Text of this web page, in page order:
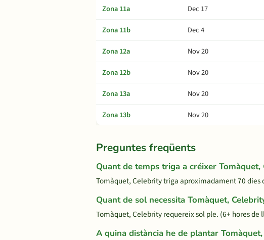
Zona 11a
Dec 17
Zona 11b
Dec 4
Zona 12a
Nov 20
Zona 12b
Nov 20
Zona 13a
Nov 20
Zona 13b
Nov 20
Preguntes freqüents
Quant de temps triga a créixer Tomàquet,
Tomàquet, Celebrity triga aproximadament 70 dies
Quant de sol necessita Tomàquet,
Tomàquet, Celebrity requereix sol ple. (6+ hores
A quina distància he de plantar